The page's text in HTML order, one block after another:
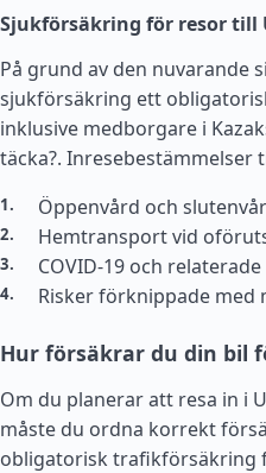
Sjukförsäkring för resor till
På grund av den nuvarande
sjukförsäkring ett
inklusive medborgare i
täcka?. Inresebestämmelser
Öppenvård och
Hemtransport vid
COVID-19 och
Risker förknippade med
Hur försäkrar du din bil
Om du planerar att resa in i
måste du ordna korrekt
obligatorisk trafikförsäkring